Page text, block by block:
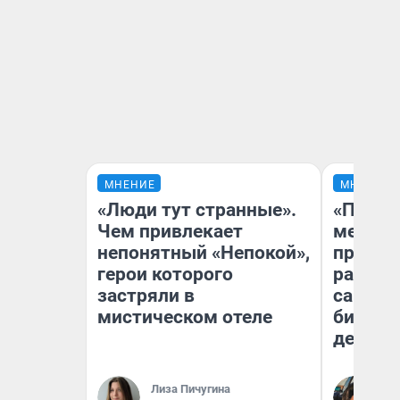
МНЕНИЕ
«Люди тут странные».
Чем привлекает
непонятный «Непокой»,
герои которого
застряли в
мистическом отеле
Лиза Пичугина
МНЕНИЕ
самом